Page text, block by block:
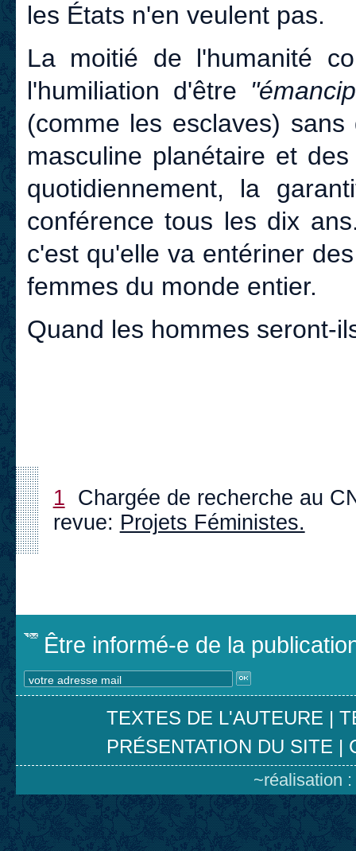
les États n'en veulent pas.
La moitié de l'humanité
l'humiliation d'être
(comme les esclaves)
masculine planétaire et
quotidiennement, la
conférence tous les dix
c'est qu'elle va entériner
femmes du monde entier.
Quand les hommes seront-
1 Chargée de recherche au
revue: Projets Féministes.
Être informé-e de la
TEXTES DE L'AUTEURE |
PRÉSENTATION DU SITE |
~réalisation